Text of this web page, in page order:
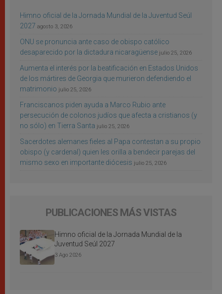
Himno oficial de la Jornada Mundial de la Juventud Seúl
2027 agosto 3, 2026
ONU se pronuncia ante caso de obispo católico
desaparecido por la dictadura nicaragüense julio 25, 2026
Aumenta el interés por la beatificación en Estados Unidos
de los mártires de Georgia que murieron defendiendo el
matrimonio julio 25, 2026
Franciscanos piden ayuda a Marco Rubio ante
persecución de colonos judíos que afecta a cristianos (y
no sólo) en Tierra Santa julio 25, 2026
Sacerdotes alemanes fieles al Papa contestan a su propio
obispo (y cardenal) quien les orilla a bendecir parejas del
mismo sexo en importante diócesis julio 25, 2026
PUBLICACIONES MÁS VISTAS
Himno oficial de la Jornada Mundial de la
Juventud Seúl 2027
3 Ago 2026